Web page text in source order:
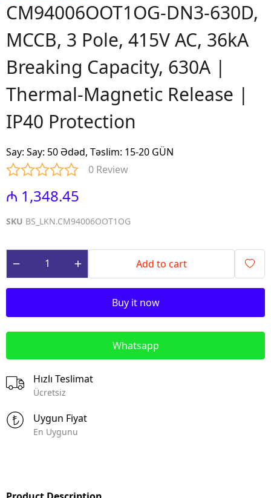
CM94006OOT1OG-DN3-630D,
MCCB, 3 Pole, 415V AC, 36kA
Breaking Capacity, 630A |
Thermal-Magnetic Release |
IP40 Protection
Say: Say: 50 Ədəd, Təslim: 15-20 GÜN
0 Review
₼ 1,348.45
SKU BS_LKN.CM94006OOT1OG
Add to cart
Buy it now
Whatsapp
Hızlı Teslimat
Ücretsiz
Uygun Fiyat
En Uygunu